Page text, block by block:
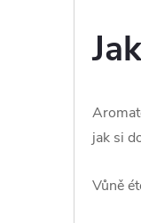
jak si
Vůně